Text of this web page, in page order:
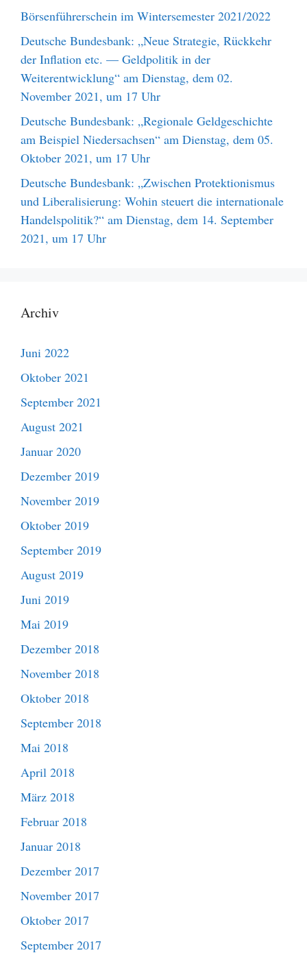
Börsenführerschein im Wintersemester 2021/2022
Deutsche Bundesbank: „Neue Strategie, Rückkehr
der Inflation etc. — Geldpolitik in der
Weiterentwicklung“ am Dienstag, dem 02.
November 2021, um 17 Uhr
Deutsche Bundesbank: „Regionale Geldgeschichte
am Beispiel Niedersachsen“ am Dienstag, dem 05.
Oktober 2021, um 17 Uhr
Deutsche Bundesbank: „Zwischen Protektionismus
und Liberalisierung: Wohin steuert die internationale
Handelspolitik?“ am Dienstag, dem 14. September
2021, um 17 Uhr
Archiv
Juni 2022
Oktober 2021
September 2021
August 2021
Januar 2020
Dezember 2019
November 2019
Oktober 2019
September 2019
August 2019
Juni 2019
Mai 2019
Dezember 2018
November 2018
Oktober 2018
September 2018
Mai 2018
April 2018
März 2018
Februar 2018
Januar 2018
Dezember 2017
November 2017
Oktober 2017
September 2017